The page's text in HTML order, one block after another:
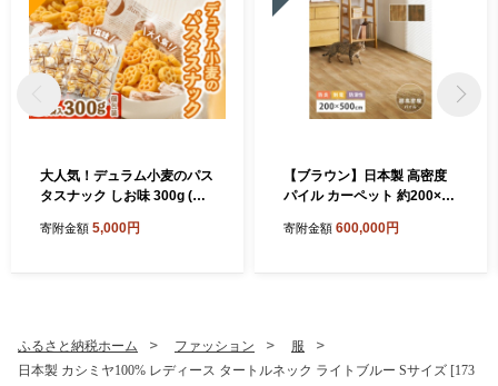
大人気！デュラム小麦のパス
タスナック しお味 300g (約5
個包装 パスタ スナック 塩味
寄附金額 5,000円
【ブラウン】日本製 高密度
パイル カーペット 約200×50
0044017
寄附金額 600,000円
ふるさと納税ホーム ファッション
服
日本製 カシミヤ100% レディース タートルネック ライトブルー Sサイズ [173